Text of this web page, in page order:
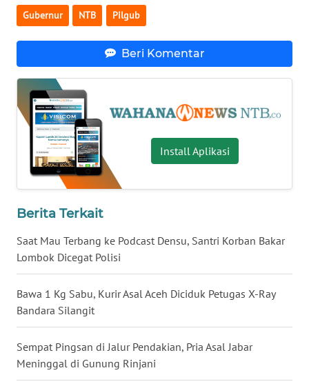
Gubernur NTB Pilgub
Beri Komentar
Install Aplikasi
Berita Terkait
Saat Mau Terbang ke Podcast Densu, Santri Korban Bakar
Lombok Dicegat Polisi
Bawa 1 Kg Sabu, Kurir Asal Aceh Diciduk Petugas X-Ray
Bandara Silangit
Sempat Pingsan di Jalur Pendakian, Pria Asal Jabar
Meninggal di Gunung Rinjani
WN
WN
KALTARA
WN
KALSEL
WN
KALTIM
SULSEL
WN
GORONTALO
WN